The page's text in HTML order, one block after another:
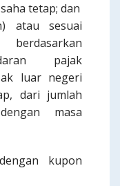
tetap; dan
atau sesuai
pajak
luar negeri
dari jumlah
masa
kupon